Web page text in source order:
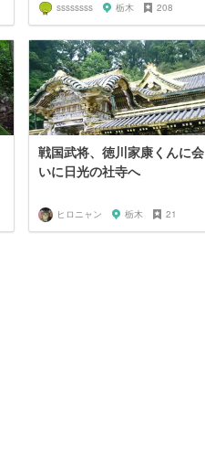
ssssssss 栃木 208
戦国武将、徳川家康くんに会
いに日光の社寺へ
ヒロニャン 栃木 21